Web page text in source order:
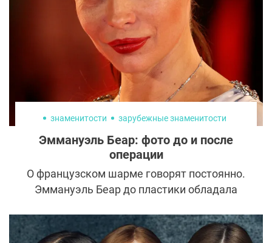
Рассказываем обо всех нюансах
пневмомассажа и о том, кому он будет
особенно полезен.
знаменитости зарубежные знаменитости
Эммануэль Беар: фото до и после
операции
О французском шарме говорят постоянно.
Эммануэль Беар до пластики обладала
но неудачный поход в клинику
эстетической медицины уничтожил